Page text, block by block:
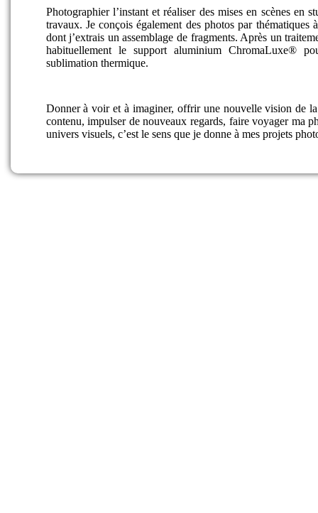
Photographier l’instant et réaliser des mises en scènes en
travaux. Je conçois également des photos par thématiques
dont j’extrais un assemblage de fragments. Après un
habituellement le support aluminium ChromaLuxe®
sublimation thermique.
Donner à voir et à imaginer, offrir une nouvelle vision de
contenu, impulser de nouveaux regards, faire voyager ma
univers visuels, c’est le sens que je donne à mes projets